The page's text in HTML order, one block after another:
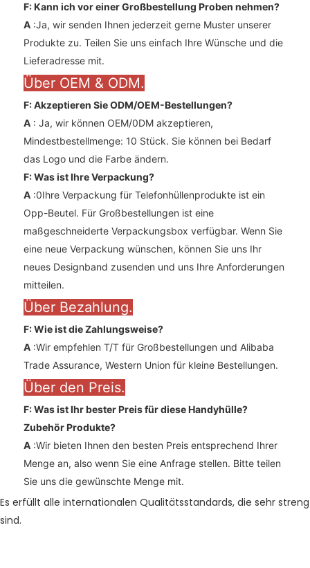
F: Kann ich vor einer Großbestellung Proben nehmen?
A :Ja, wir senden Ihnen jederzeit gerne Muster unserer
Produkte zu. Teilen Sie uns einfach Ihre Wünsche und die
Lieferadresse mit.
Über OEM & ODM.
F: Akzeptieren Sie ODM/OEM-Bestellungen?
A : Ja, wir können OEM/0DM akzeptieren,
Mindestbestellmenge: 10 Stück. Sie können bei Bedarf
das Logo und die Farbe ändern.
F: Was ist Ihre Verpackung?
A :0Ihre Verpackung für Telefonhüllenprodukte ist ein
Opp-Beutel. Für Großbestellungen ist eine
maßgeschneiderte Verpackungsbox verfügbar. Wenn Sie
eine neue Verpackung wünschen, können Sie uns Ihr
neues Designband zusenden und uns Ihre Anforderungen
mitteilen.
Über Bezahlung.
F: Wie ist die Zahlungsweise?
A :Wir empfehlen T/T für Großbestellungen und Alibaba
Trade Assurance, Western Union für kleine Bestellungen.
Über den Preis.
F: Was ist Ihr bester Preis für diese Handyhülle?
ZubehörProdukte?
A :Wir bieten Ihnen den besten Preis entsprechend Ihrer
Menge an, also wenn Sie eine Anfrage stellen. Bitte teilen
Sie uns die gewünschte Menge mit.
Es erfüllt alle internationalen Qualitätsstandards, die sehr streng
sind.